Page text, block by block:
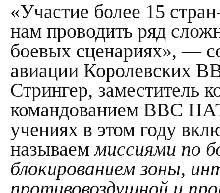
«Участие более 15
нам проводить ряд
боевых сценариях», —
авиации Королевских
Стрингер, заместитель
командованием ВВС
учениях в этом году
называем миссиями по
блокированием зоны,
противовоздушной и